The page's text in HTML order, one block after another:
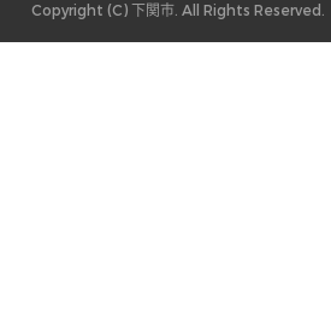
Copyright (C) 下関市. All Rights Reserved.